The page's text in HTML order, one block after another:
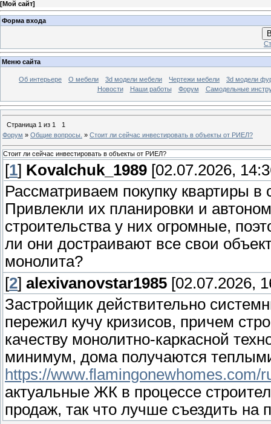
[Мой сайт]
Форма входа
Меню сайта
Об интерьере О мебели 3d модели мебели Чертежи мебели
3d модели
Новости
Наши работы Форум Самодельные
Страница 1 из 1
1
Форум » Общие вопросы. » Стоит ли сейчас инвестировать в объекты от РИЕЛ?
Стоит ли сейчас инвестировать в объекты от РИЕЛ?
[1] Kovalchuk_1989 [02.07.2026,
Рассматриваем покупку квартиры
Привлекли их планировки и
строительства у них огромные,
ли они достраивают все свои
монолита?
[2] alexivanovstar1985 [02.07.2026,
Застройщик действительно
пережил кучу кризисов, причем
качеству монолитно-каркасной
минимум, дома получаются
https://www.flamingonewhomes.com/
актуальные ЖК в процессе
продаж, так что лучше съездить